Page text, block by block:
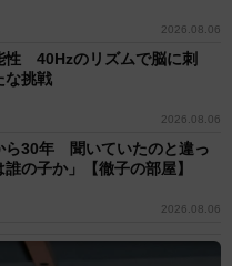
2026.08.06
性 40Hzのリズムで脳に刺
な挑戦
2026.08.06
ら30年 聞いていたのと違っ
の子か」【徹子の部屋】
2026.08.06